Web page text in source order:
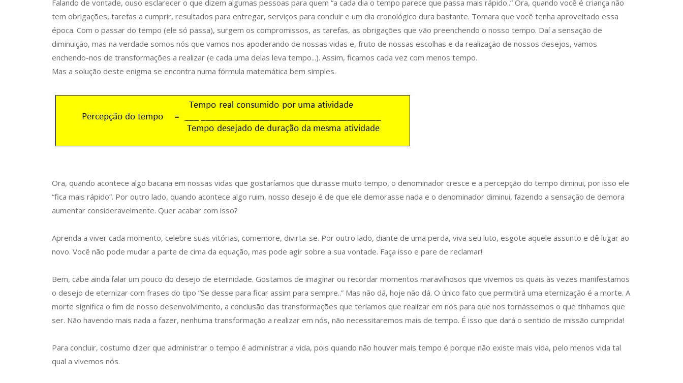
Falando de vontade, ouso esclarecer o que dizem algumas pessoas para quem “a cada dia o tempo parece que passa mais rápido..” Ora, quando você é criança não
tem obrigações, tarefas a cumprir, resultados para entregar, serviços para concluir e um dia cronológico dura bastante. Tomara que você tenha aproveitado essa
época. Com o passar do tempo (ele só passa), surgem os compromissos, as tarefas, as obrigações que vão preenchendo o nosso tempo. Daí a sensação de
diminuição, mas na verdade somos nós que vamos nos apoderando de nossas vidas e, fruto de nossas escolhas e da realização de nossos desejos, vamos
enchendo-nos de transformações a realizar (e cada uma delas leva tempo...). Assim, ficamos cada vez com menos tempo.
Mas a solução deste enigma se encontra numa fórmula matemática bem simples.
Ora, quando acontece algo bacana em nossas vidas que gostaríamos que durasse muito tempo, o denominador cresce e a percepção do tempo diminui, por isso ele
“fica mais rápido”. Por outro lado, quando acontece algo ruim, nosso desejo é de que ele demorasse nada e o denominador diminui, fazendo a sensação de demora
aumentar consideravelmente. Quer acabar com isso?
Aprenda a viver cada momento, celebre suas vitórias, comemore, divirta-se. Por outro lado, diante de uma perda, viva seu luto, esgote aquele assunto e dê lugar ao
novo. Você não pode mudar a parte de cima da equação, mas pode agir sobre a sua vontade. Faça isso e pare de reclamar!
Bem, cabe ainda falar um pouco do desejo de eternidade. Gostamos de imaginar ou recordar momentos maravilhosos que vivemos os quais às vezes manifestamos
o desejo de eternizar com frases do tipo “Se desse para ficar assim para sempre..” Mas não dá, hoje não dá. O único fato que permitirá uma eternização é a morte. A
morte significa o fim de nosso desenvolvimento, a conclusão das transformações que teríamos que realizar em nós para que nos tornássemos o que tínhamos que
ser. Não havendo mais nada a fazer, nenhuma transformação a realizar em nós, não necessitaremos mais de tempo. É isso que dará o sentido de missão cumprida!
Para concluir, costumo dizer que administrar o tempo é administrar a vida, pois quando não houver mais tempo é porque não existe mais vida, pelo menos vida tal
qual a vivemos nós.